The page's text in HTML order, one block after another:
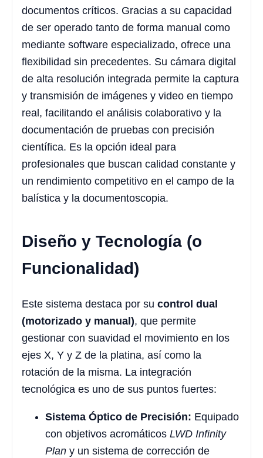
documentos críticos. Gracias a su capacidad
de ser operado tanto de forma manual como
mediante software especializado, ofrece una
flexibilidad sin precedentes. Su cámara digital
de alta resolución integrada permite la captura
y transmisión de imágenes y video en tiempo
real, facilitando el análisis colaborativo y la
documentación de pruebas con precisión
científica. Es la opción ideal para
profesionales que buscan calidad constante y
un rendimiento competitivo en el campo de la
balística y la documentoscopia.
Diseño y Tecnología (o
Funcionalidad)
Este sistema destaca por su control dual
(motorizado y manual), que permite
gestionar con suavidad el movimiento en los
ejes X, Y y Z de la platina, así como la
rotación de la misma. La integración
tecnológica es uno de sus puntos fuertes:
Sistema Óptico de Precisión: Equipado
con objetivos acromáticos LWD Infinity
Plan y un sistema de corrección de